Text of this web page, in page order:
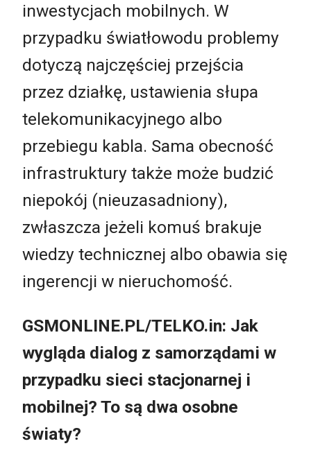
inwestycjach mobilnych. W
przypadku światłowodu problemy
dotyczą najczęściej przejścia
przez działkę, ustawienia słupa
telekomunikacyjnego albo
przebiegu kabla. Sama obecność
infrastruktury także może budzić
niepokój (nieuzasadniony),
zwłaszcza jeżeli komuś brakuje
wiedzy technicznej albo obawia się
ingerencji w nieruchomość.
GSMONLINE.PL/TELKO.in: Jak
wygląda dialog z samorządami w
przypadku sieci stacjonarnej i
mobilnej? To są dwa osobne
światy?